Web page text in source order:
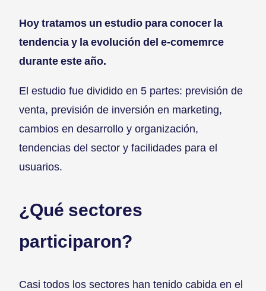
Hoy tratamos un estudio para conocer la
tendencia y la evolución del e-comemrce
durante este año.
El estudio fue dividido en 5 partes: previsión de
venta, previsión de inversión en marketing,
cambios en desarrollo y organización,
tendencias del sector y facilidades para el
usuarios.
¿Qué sectores
participaron?
Casi todos los sectores han tenido cabida en el